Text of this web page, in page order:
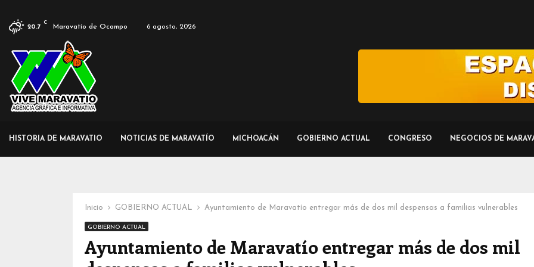
20.7
C
Maravatío de Ocampo 6 agosto, 2026
HISTORIA DE MARAVATIO NOTICIAS DE MARAVATÍO MICHOACÁN GOBIERNO ACTUAL CONGRESO NEGOCIOS DE
Inicio GOBIERNO ACTUAL Ayuntamiento de Maravatío entregar más de dos mil despensas a familias vulnerables
GOBIERNO ACTUAL
Ayuntamiento de Maravatío entregar más de dos mil